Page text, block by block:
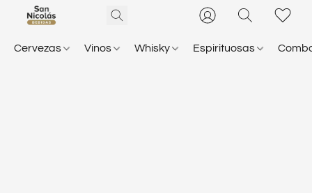
Cervezas Vinos Whisky Espirituosas